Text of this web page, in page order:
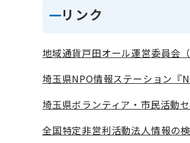
リンク
地域通貨戸田オール運営委員会（
埼玉県NPO情報ステーション『
埼玉県ボランティア・市民活動
全国特定非営利活動法人情報の